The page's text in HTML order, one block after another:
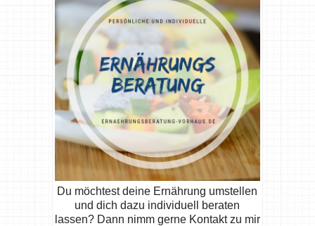
Du möchtest deine Ernährung umstellen
und dich dazu individuell beraten
lassen? Dann nimm gerne Kontakt zu mir